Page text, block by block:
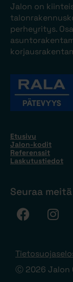
Jalon on
perheyritys.
Etusivu
Jalon-kodit
Referenssit
Laskutustiedot
Seuraa meitä
Ⓒ 2026 Jalon